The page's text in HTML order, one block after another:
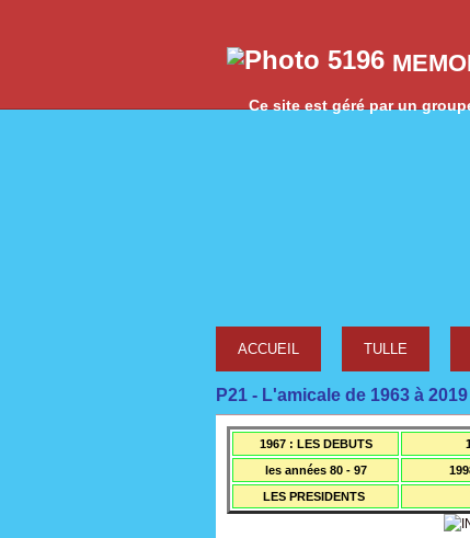
Ce site est géré par un
ACCUEIL TULLE
P21 - L'amicale de 1963 à 2019
1967 : LES DEBUTS
les années 80 - 97
199
LES PRESIDENTS